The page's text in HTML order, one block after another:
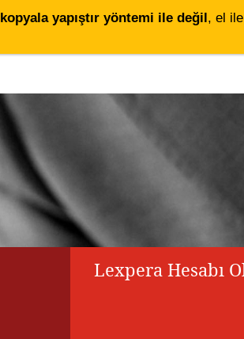
kopyala yapıştır yöntemi ile değil, el
Lexpera Hesabı